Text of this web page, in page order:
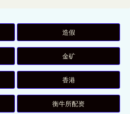
造假
金矿
香港
衡牛所配资